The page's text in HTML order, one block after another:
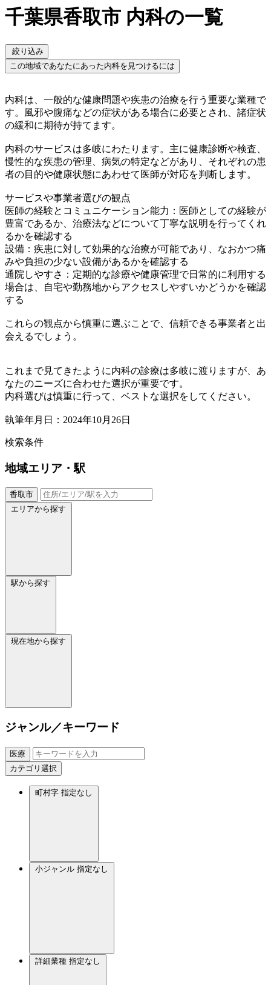
千葉県香取市 内科の一覧
絞り込み
この地域であなたにあった内科を見つけるには
内科は、一般的な健康問題や疾患の治療を行う重要な業種で
す。風邪や腹痛などの症状がある場合に必要とされ、諸症状
の緩和に期待が持てます。
内科のサービスは多岐にわたります。主に健康診断や検査、
慢性的な疾患の管理、病気の特定などがあり、それぞれの患
者の目的や健康状態にあわせて医師が対応を判断します。
サービスや事業者選びの観点
医師の経験とコミュニケーション能力：医師としての経験が
豊富であるか、治療法などについて丁寧な説明を行ってくれ
るかを確認する
設備：疾患に対して効果的な治療が可能であり、なおかつ痛
みや負担の少ない設備があるかを確認する
通院しやすさ：定期的な診療や健康管理で日常的に利用する
場合は、自宅や勤務地からアクセスしやすいかどうかを確認
する
これらの観点から慎重に選ぶことで、信頼できる事業者と出
会えるでしょう。
これまで見てきたように内科の診療は多岐に渡りますが、あ
なたのニーズに合わせた選択が重要です。
内科選びは慎重に行って、ベストな選択をしてください。
執筆年月日：2024年10月26日
検索条件
地域エリア・駅
香取市
エリアから探す
駅から探す
現在地から探す
ジャンル／キーワード
医療
カテゴリ選択
町村字 指定なし
小ジャンル 指定なし
詳細業種 指定なし